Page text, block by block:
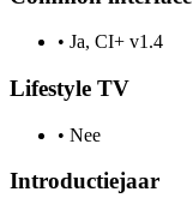
• Ja, CI+ v1.4
Lifestyle TV
• Nee
Introductiejaar